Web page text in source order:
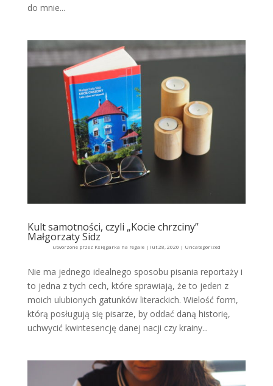
do mnie...
Kult samotności, czyli „Kocie chrzciny”
Małgorzaty Sidz
utworzone przez Księgarka na regale| lut 28, 2020 | Uncategorized
Nie ma jednego idealnego sposobu pisania reportaży i
to jedna z tych cech, które sprawiają, że to jeden z
moich ulubionych gatunków literackich. Wielość form,
którą posługują się pisarze, by oddać daną historię,
uchwycić kwintesencję danej nacji czy krainy...